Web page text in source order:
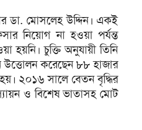
ডা. মোসলেহ উদ্দিন। একই
নিয়োগ না হওয়া পর্যন্ত
হয়নি। চুক্তি অনুযায়ী তিনি
করেছেন ৮৮ হাজার
২০১৬ সালে বেতন বৃদ্ধির
ও বিশেষ ভাতাসহ মোট